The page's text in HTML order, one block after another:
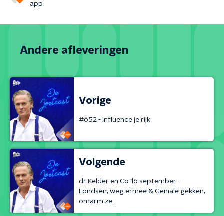
app
Andere afleveringen
Vorige
#652 - Influence je rijk
Volgende
dr Kelder en Co 16 september -
Fondsen, weg ermee & Geniale gekken,
omarm ze.